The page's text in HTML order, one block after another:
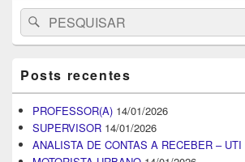
Search
for:
Pesquisar
Posts recentes
PROFESSOR(A) 14/01/2026
SUPERVISOR 14/01/2026
ANALISTA DE CONTAS A RECEBER – UTI